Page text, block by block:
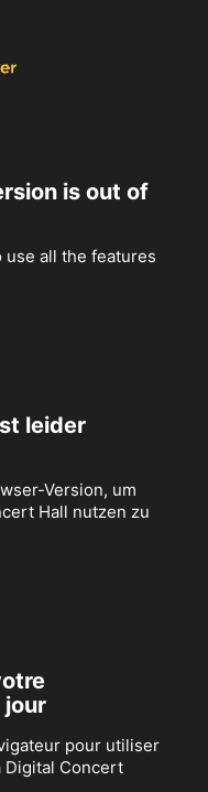
is out of
all the features
leider
Version, um
Hall nutzen zu
jour
pour utiliser
Digital Concert